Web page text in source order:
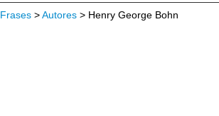
Frases >Autores > Henry George Bohn